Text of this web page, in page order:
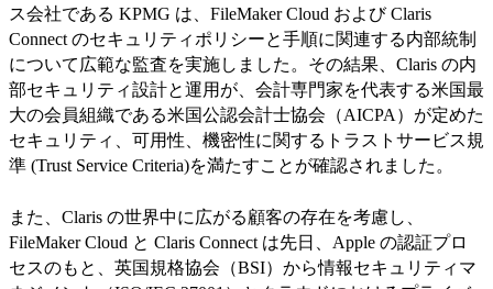
ス会社である KPMG は、FileMaker Cloud および Claris
Connect のセキュリティポリシーと手順に関連する内部統制
について広範な監査を実施しました。その結果、Claris の内
部セキュリティ設計と運用が、会計専門家を代表する米国最
大の会員組織である米国公認会計士協会（AICPA）が定めた
セキュリティ、可用性、機密性に関するトラストサービス規
準 (Trust Service Criteria)を満たすことが確認されました。
また、Claris の世界中に広がる顧客の存在を考慮し、
FileMaker Cloud と Claris Connect は先日、Apple の認証プロ
セスのもと、英国規格協会（BSI）から情報セキュリティマ